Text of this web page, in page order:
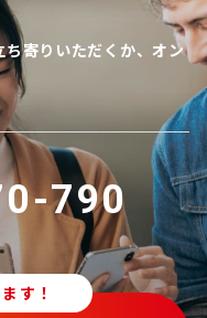
寄りいただくか、オン
790
す！